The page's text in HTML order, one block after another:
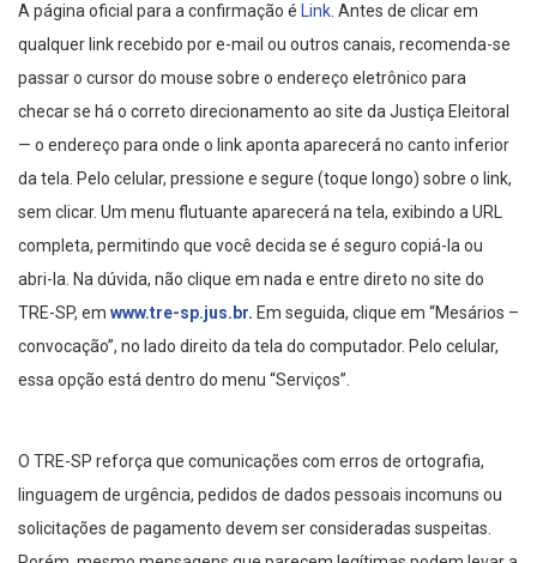
A página oficial para a confirmação é Link . Antes de clicar em
qualquer link recebido por e-mail ou outros canais, recomenda-se
passar o cursor do mouse sobre o endereço eletrônico para
checar se há o correto direcionamento ao site da Justiça Eleitoral
— o endereço para onde o link aponta aparecerá no canto inferior
da tela. Pelo celular, pressione e segure (toque longo) sobre o link,
sem clicar. Um menu flutuante aparecerá na tela, exibindo a URL
completa, permitindo que você decida se é seguro copiá-la ou
abri-la. Na dúvida, não clique em nada e entre direto no site do
TRE-SP, em www.tre-sp.jus.br. Em seguida, clique em “Mesários –
convocação”, no lado direito da tela do computador. Pelo celular,
essa opção está dentro do menu “Serviços”.
O TRE-SP reforça que comunicações com erros de ortografia,
linguagem de urgência, pedidos de dados pessoais incomuns ou
solicitações de pagamento devem ser consideradas suspeitas.